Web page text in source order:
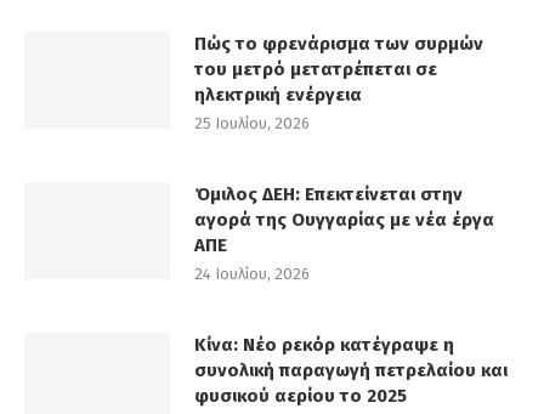
Πώς το φρενάρισμα των συρμών
του μετρό μετατρέπεται σε
ηλεκτρική ενέργεια
25 Ιουλίου, 2026
Όμιλος ΔΕΗ: Επεκτείνεται στην
αγορά της Ουγγαρίας με νέα έργα
ΑΠΕ
24 Ιουλίου, 2026
Κίνα: Νέο ρεκόρ κατέγραψε η
συνολική παραγωγή πετρελαίου και
φυσικού αερίου το 2025